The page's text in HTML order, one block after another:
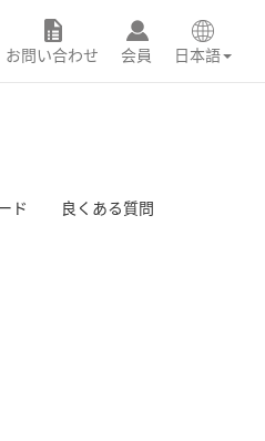
お問い合わせ 会員 日本語
ド 良くある質問